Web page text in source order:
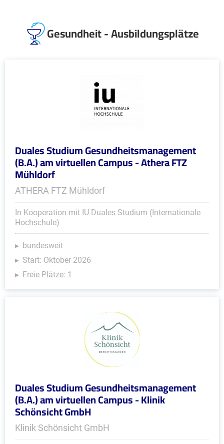
Gesundheit - Ausbildungsplätze
Duales Studium Gesundheitsmanagement
(B.A.) am virtuellen Campus - Athera FTZ
Mühldorf
ATHERA FTZ Mühldorf
In Kooperation mit IU Duales Studium (Internationale
Hochschule)
bundesweit
Start: Oktober 2026
Freie Plätze: 1
Duales Studium Gesundheitsmanagement
(B.A.) am virtuellen Campus - Klinik
Schönsicht GmbH
Klinik Schönsicht GmbH